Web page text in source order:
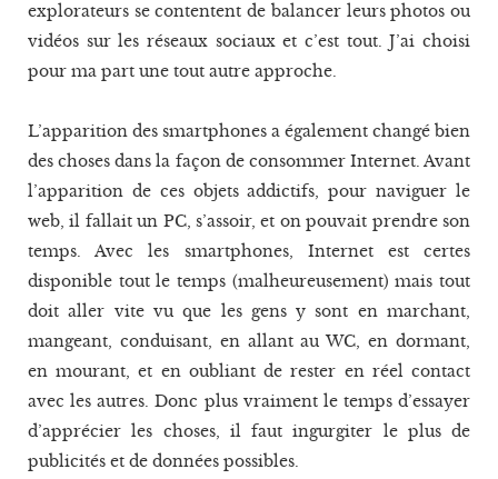
explorateurs se contentent de balancer leurs photos ou
vidéos sur les réseaux sociaux et c’est tout. J’ai choisi
pour ma part une tout autre approche.
L’apparition des smartphones a également changé bien
des choses dans la façon de consommer Internet. Avant
l’apparition de ces objets addictifs, pour naviguer le
web, il fallait un PC, s’assoir, et on pouvait prendre son
temps. Avec les smartphones, Internet est certes
disponible tout le temps (malheureusement) mais tout
doit aller vite vu que les gens y sont en marchant,
mangeant, conduisant, en allant au WC, en dormant,
en mourant, et en oubliant de rester en réel contact
avec les autres. Donc plus vraiment le temps d’essayer
d’apprécier les choses, il faut ingurgiter le plus de
publicités et de données possibles.